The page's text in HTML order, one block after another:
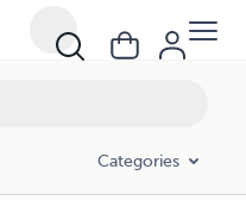
Categories